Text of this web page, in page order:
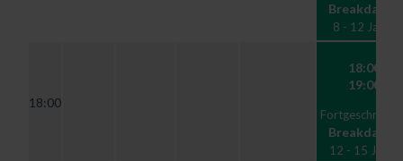
Breakdance
8 - 12 Jahre
18:00
18:00
19:00
Breakdance
12 - 15 Jahre